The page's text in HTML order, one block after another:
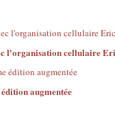
l'organisation cellulaire
augmentée